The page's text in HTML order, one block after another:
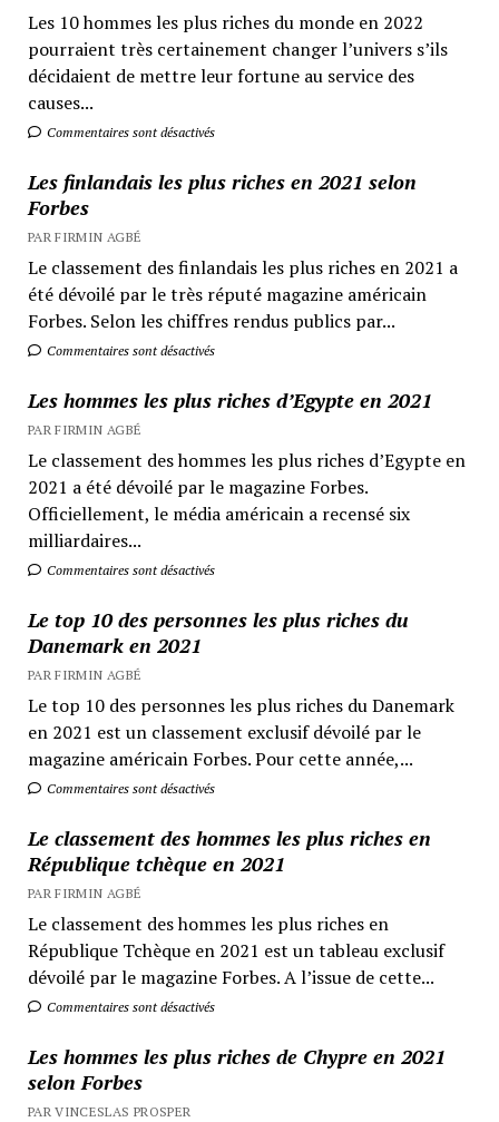
Les 10 hommes les plus riches du monde en 2022
pourraient très certainement changer l’univers s’ils
décidaient de mettre leur fortune au service des
causes...
Commentaires sont désactivés
Les finlandais les plus riches en 2021 selon
Forbes
PAR FIRMIN AGBÉ
Le classement des finlandais les plus riches en 2021 a
été dévoilé par le très réputé magazine américain
Forbes. Selon les chiffres rendus publics par...
Commentaires sont désactivés
Les hommes les plus riches d’Egypte en 2021
PAR FIRMIN AGBÉ
Le classement des hommes les plus riches d’Egypte en
2021 a été dévoilé par le magazine Forbes.
Officiellement, le média américain a recensé six
milliardaires...
Commentaires sont désactivés
Le top 10 des personnes les plus riches du
Danemark en 2021
PAR FIRMIN AGBÉ
Le top 10 des personnes les plus riches du Danemark
en 2021 est un classement exclusif dévoilé par le
magazine américain Forbes. Pour cette année,...
Commentaires sont désactivés
Le classement des hommes les plus riches en
République tchèque en 2021
PAR FIRMIN AGBÉ
Le classement des hommes les plus riches en
République Tchèque en 2021 est un tableau exclusif
dévoilé par le magazine Forbes. A l’issue de cette...
Commentaires sont désactivés
Les hommes les plus riches de Chypre en 2021
selon Forbes
PAR VINCESLAS PROSPER